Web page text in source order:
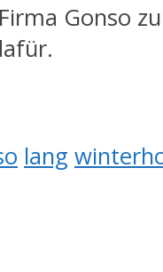
Gonso
lang